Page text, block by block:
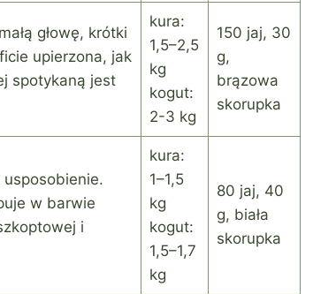
głowę, krótki
upierzona, jak
spotykaną jest
kura:
1,5–2,5
kg
kogut:
2-3 kg
150 jaj, 30
g,
brązowa
skorupka
w barwie
i
kura:
1–1,5
kg
kogut:
1,5–1,7
kg
80 jaj, 40
g, biała
skorupka